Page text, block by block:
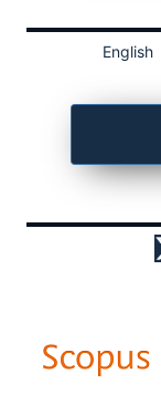
English